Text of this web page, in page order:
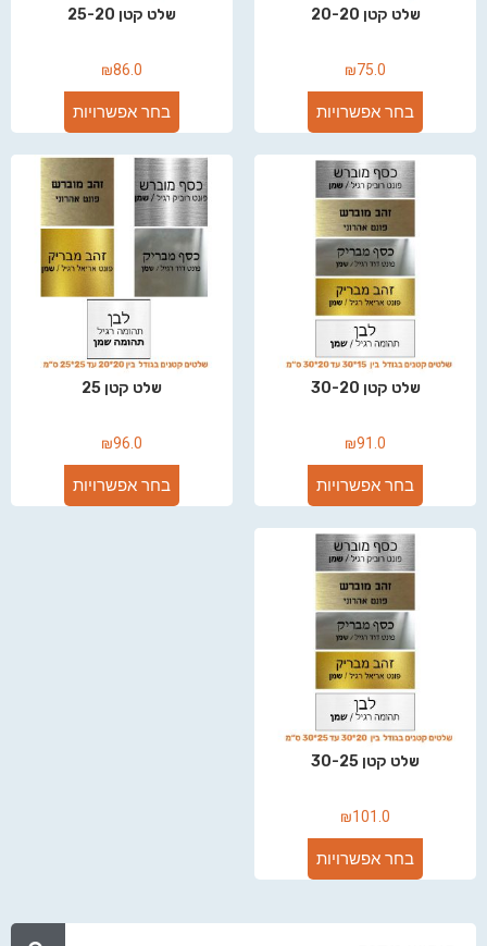
שלט קטן 20-20
₪75.0
בחר אפשרויות
שלט קטן 25-20
₪86.0
בחר אפשרויות
שלט קטן 30-20
₪91.0
בחר אפשרויות
שלט קטן 25
₪96.0
בחר אפשרויות
שלט קטן 30-25
₪101.0
בחר אפשרויות